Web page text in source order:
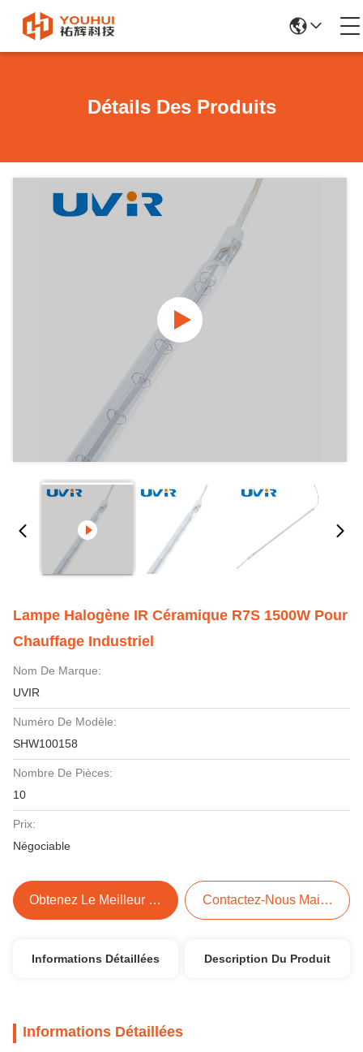
Détails Des Produits
Lampe Halogène IR Céramique R7S 1500W Pour
Chauffage Industriel
Nom De Marque:
UVIR
Numéro De Modèle:
SHW100158
Nombre De Pièces:
10
Prix:
Négociable
Obtenez Le Meilleur Prix Contactez-Nous Maintenant
Informations Détaillées Description Du Produit
Informations Détaillées